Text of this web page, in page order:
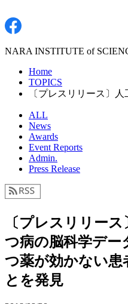
NARA INSTITUTE of
Home
TOPICS
〔プレスリリース〕
ALL
News
Awards
Event Reports
Admin.
Press Release
〔プレスリリー
つ病の脳科学デー
つ薬が効かない患
とを発見